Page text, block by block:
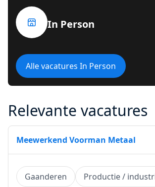
In Person
Alle vacatures In Person
Relevante vacatures
Meewerkend Voorman Metaal
Gaanderen
Productie /